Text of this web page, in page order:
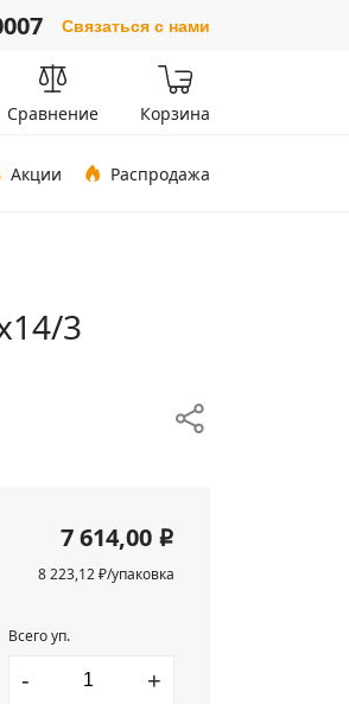
Связаться с нами
Сравнение Корзина
Акции Распродажа
3
7 614,00 i
8 223,12 ₽/упаковка
Всего уп.
- +